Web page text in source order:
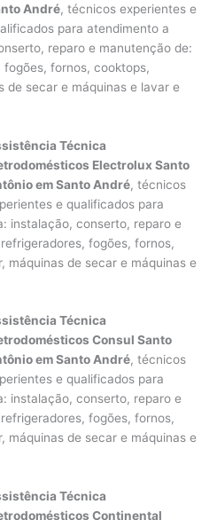
André, técnicos experientes e
para atendimento a
reparo e manutenção de:
, fogões, fornos, cooktops,
de secar e máquinas e lavar e
Técnica
Electrolux Santo
em Santo André, técnicos
e qualificados para
instalação, conserto, reparo e
fogões, fornos,
máquinas de secar e máquinas e
Técnica
Consul Santo
em Santo André, técnicos
e qualificados para
instalação, conserto, reparo e
fogões, fornos,
máquinas de secar e máquinas e
Técnica
Continental